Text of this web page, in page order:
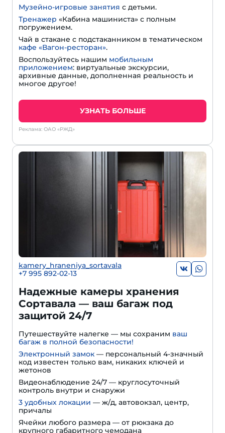
Музейно-игровые занятия с детьми.
Тренажер «Кабина машиниста» с полным
погружением.
Чай в стакане с подстаканником в тематическом
кафе «Вагон-ресторан».
Воспользуйтесь нашим мобильным
приложением: виртуальные экскурсии,
архивные данные, дополненная реальность и
многое другое!
УЗНАТЬ БОЛЬШЕ
Реклама: ОАО «РЖД»
kamery_hraneniya_sortavala
+7 995 892-02-13
Надежные камеры хранения
Сортавала — ваш багаж под
защитой 24/7
Путешествуйте налегке — мы сохраним ваш
багаж в полной безопасности!
Электронный замок — персональный 4-значный
код известен только вам, никаких ключей и
жетонов
Видеонаблюдение 24/7 — круглосуточный
контроль внутри и снаружи
3 удобных локации — ж/д, автовокзал, центр,
причалы
Ячейки любого размера — от рюкзака до
крупного габаритного чемодана